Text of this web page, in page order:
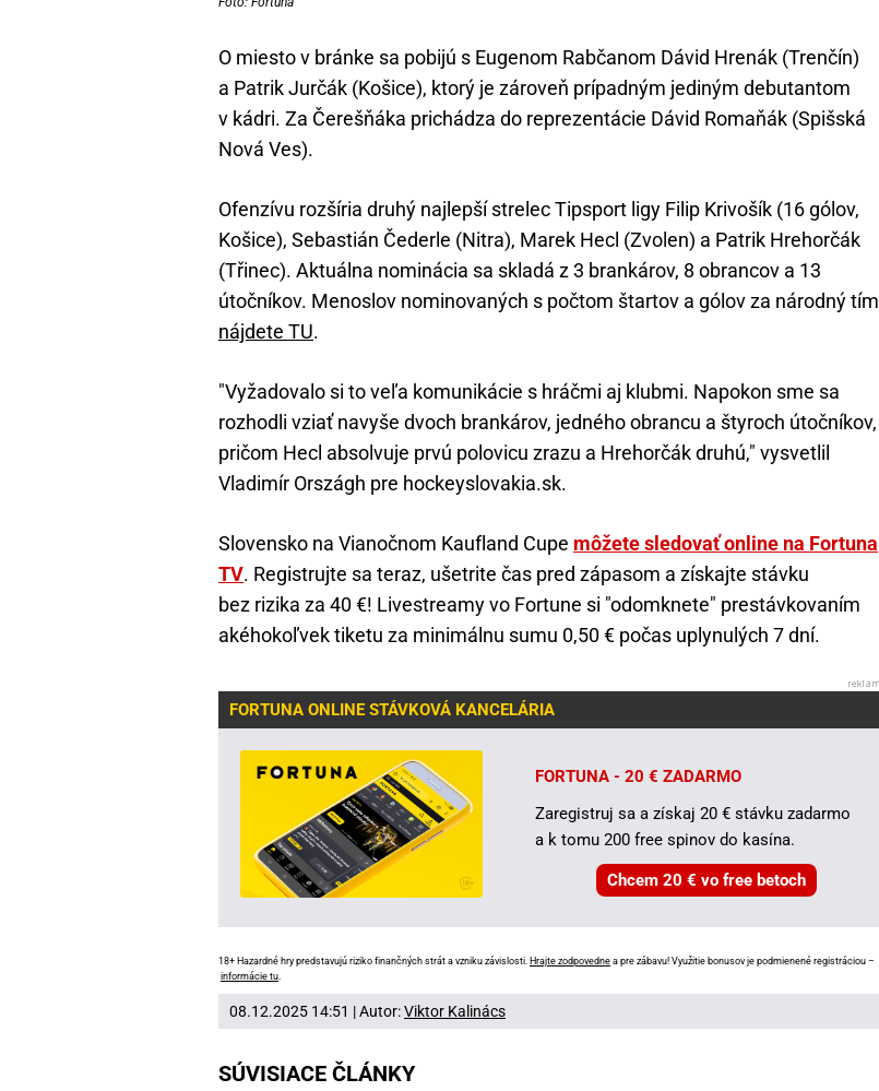
O miesto v bránke sa pobijú s Eugenom Rabčanom Dávid Hrenák (Trenčín)
a Patrik Jurčák (Košice), ktorý je zároveň prípadným jediným debutantom
v kádri. Za Čerešňáka prichádza do reprezentácie Dávid Romaňák (Spišská
Nová Ves).
Ofenzívu rozšíria druhý najlepší strelec Tipsport ligy Filip Krivošík (16 gólov,
Košice), Sebastián Čederle (Nitra), Marek Hecl (Zvolen) a Patrik Hrehorčák
(Třinec). Aktuálna nominácia sa skladá z 3 brankárov, 8 obrancov a 13
útočníkov. Menoslov nominovaných s počtom štartov a gólov za národný tím
nájdete TU.
"Vyžadovalo si to veľa komunikácie s hráčmi aj klubmi. Napokon sme sa
rozhodli vziať navyše dvoch brankárov, jedného obrancu a štyroch útočníkov,
pričom Hecl absolvuje prvú polovicu zrazu a Hrehorčák druhú," vysvetlil
Vladimír Országh pre hockeyslovakia.sk.
Slovensko na Vianočnom Kaufland Cupe môžete sledovať online na Fortuna
TV. Registrujte sa teraz, ušetrite čas pred zápasom a získajte stávku
bez rizika za 40 €! Livestreamy vo Fortune si "odomknete" prestávkovaním
akéhokoľvek tiketu za minimálnu sumu 0,50 € počas uplynulých 7 dní.
FORTUNA ONLINE STÁVKOVÁ KANCELÁRIA
FORTUNA - 20 € ZADARMO
Zaregistruj sa a získaj 20 € stávku zadarmo
a k tomu 200 free spinov do kasína.
Chcem 20 € vo free betoch
18+ Hazardné hry predstavujú riziko finančných strát a vzniku závislosti. Hrajte zodpovedne a pre zábavu! Využitie bonusov je podmienené registráciou –
informácie tu.
08.12.2025 14:51 | Autor:Viktor Kalinács
SÚVISIACE ČLÁNKY